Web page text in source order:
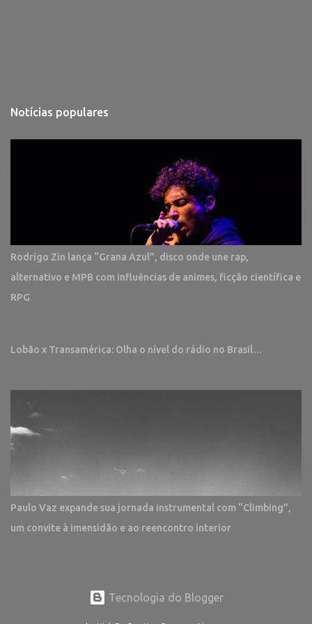
Notícias populares
Rodrigo Zin lança “Grana Azul”, disco onde une rap,
alternativo e MPB com influências de animes, ficção científica e
RPG
Lobão x Transamérica: Olha o nível do rádio no Brasil…
Paulo Vaz expande sua jornada instrumental com “Climbing”,
um convite à imensidão e ao reencontro interior
Tecnologia do Blogger